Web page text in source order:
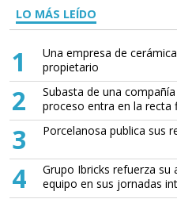
LO MÁS LEÍDO
1
Una empresa de
propietario
2
Subasta de una
proceso entra en la recta
3 Porcelanosa publica sus
4
Grupo Ibricks refuerza su
equipo en sus jornadas